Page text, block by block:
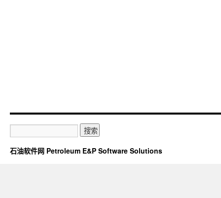
石油软件网 Petroleum E&P Software Solutions